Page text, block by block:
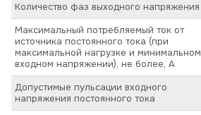
Количество фаз выходного напряжения
Максимальный потребляемый ток от
источника постоянного тока (при
максимальной нагрузке и минимальном
входном напряжении), не более, А
Допустимые пульсации входного
напряжения постоянного тока